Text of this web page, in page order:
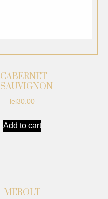
CABERNET
SAUVIGNON
lei30.00
Add to cart
MEROLT